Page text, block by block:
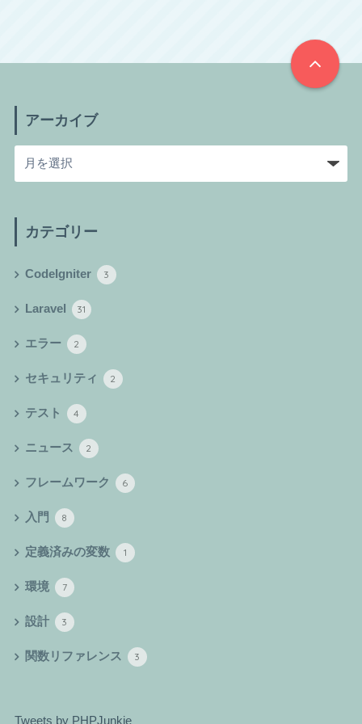
アーカイブ
カテゴリー
CodeIgniter 3
Laravel 31
エラー 2
セキュリティ 2
テスト 4
ニュース 2
フレームワーク 6
入門 8
定義済みの変数 1
環境 7
設計 3
関数リファレンス 3
Tweets by PHPJunkie